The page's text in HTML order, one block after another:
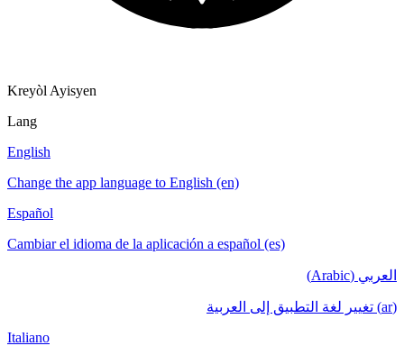
Kreyòl Ayisyen
Lang
English
Change the app language to English (en)
Español
Cambiar el idioma de la aplicación a español (es)
العربي (Arabic)
(ar) تغيير لغة التطبيق إلى العربية
Italiano